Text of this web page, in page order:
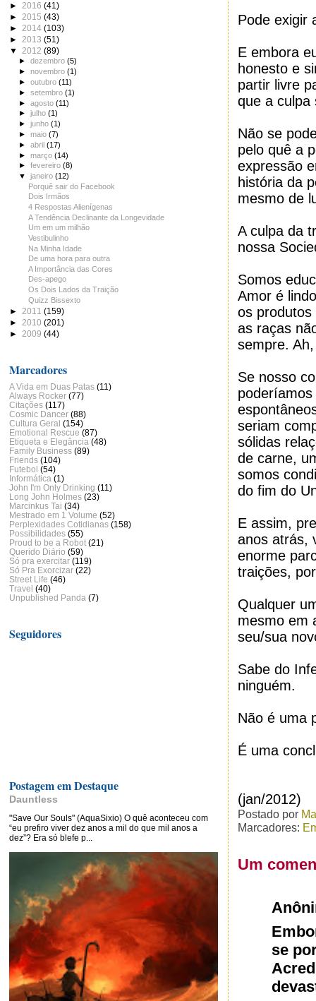
Pode exigir
E embora
honesto e
partir livre
que a culpa
Não se
pelo quê a
expressão
história da
mesmo de
A culpa da
nossa
Somos
Amor é
os
as raças
sempre.
Se nosso
seriam
sólidas
de carne,
somos
do fim do
E assim,
anos atrás,
enorme
traições,
Qualquer
mesmo em
seu/sua
Sabe do
ninguém.
Não é uma
É uma
(jan/2012)
Postado por
Marcadores:
Um
se
► 2016 (41)
► 2015 (43)
► 2014 (103)
► 2013 (51)
▼ 2012 (89)
►dezembro(5)
►novembro(1)
►outubro(11)
►setembro(1)
►agosto(11)
►julho(1)
►junho(1)
►maio(7)
►abril(17)
►março(14)
►fevereiro(8)
▼janeiro(12)
Porquê sair do Facebook
Dois Irmãos
4 Respostas Alienígenas
A Tendência Declinante da Longevidade
Um em um milhão
Vestibulinho
Na Minha Idade
De uma hora para outra
A Importância das Cores
Des-apego
Os Dois Lados da Traição
Quizz Bissexto
► 2011 (159)
► 2010 (201)
► 2009 (44)
Marcadores
A Vida em Duas Patas (11)
Always Rocker (77)
Citações (117)
Cosmic Dancer (88)
Cultura Geral (154)
Emotional Rescue (87)
Etiqueta e Elegância (48)
Family Business (89)
Friends (104)
Futebol (54)
Informática (1)
John I'm Only Drinking (11)
Long John Holmes (23)
Marcinkus Tai (34)
Mestrado em 1 Volume (52)
Perplexidades Cotidianas (158)
Possibilidades (55)
Proud to be a Robot (21)
Querido Diário (59)
Só pra exercitar (119)
Só Pra Exorcizar (22)
Street Life (46)
Travel (40)
Unpublished Panda (7)
Seguidores
Postagem em Destaque
Dauntless
"Save Our Souls" (AquaSixio) O quê aconteceu com
“eu prefiro viver dez anos a mil do que mil anos a
dez”? Era só blefe p...